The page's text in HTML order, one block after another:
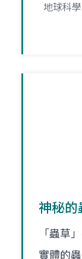
地球科學
神秘的
「蟲草
實體的